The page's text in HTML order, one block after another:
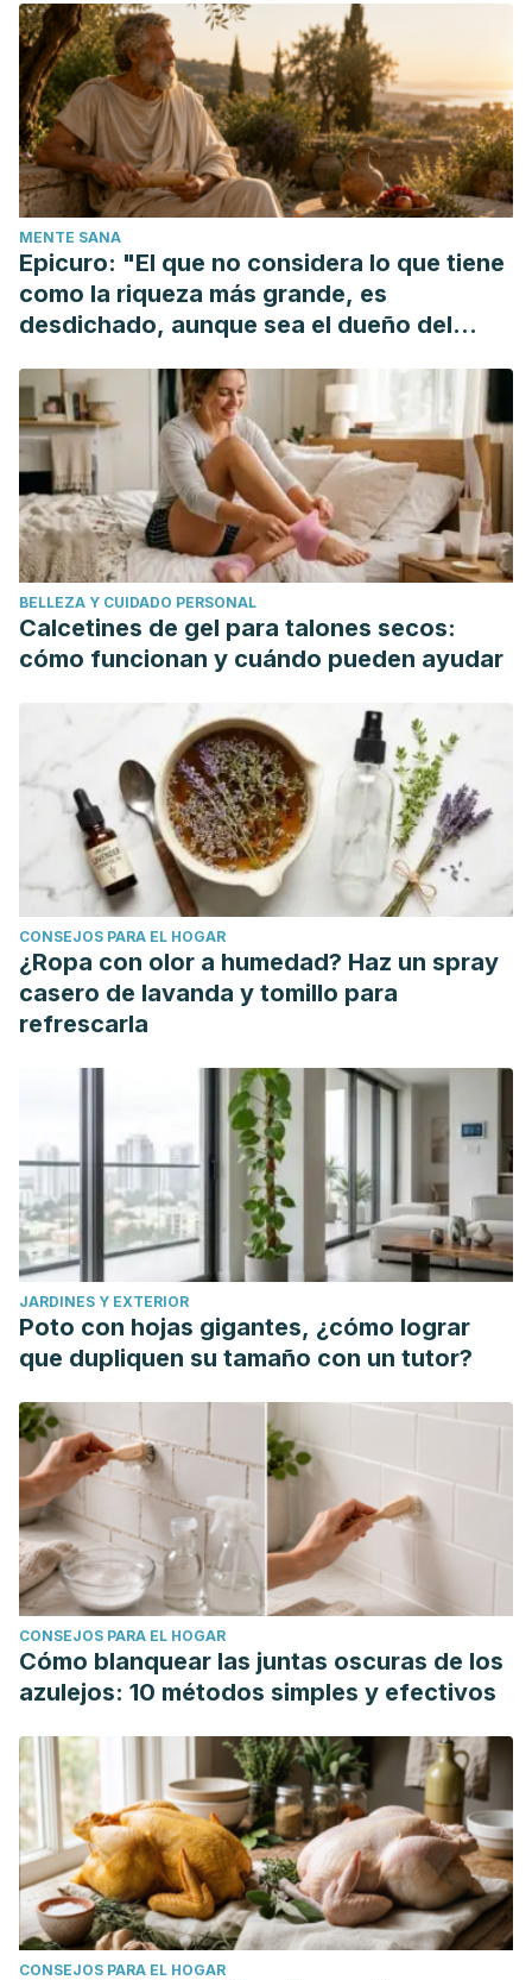
de la bardana (Arctium lappa).
Universidad Católica de
Cuenca. [En línea]. Disponible
en: http://dspace.ucacue.edu.ec/bitstream/reducacue/
Morales Cosme, A. (2016).La zarzaparrilla y el análisis de la
materia médica en el siglo XIX mexicano.eä Journal, Vol. 8
N° 1 (Jun. 2016). ISSN 1852-4680. [En línea]. Disponible
en: http://www.ea-journal.com/images/Art08.01/Morales-
Viesca-Zarzaparrilla-materia-medica-Mexico-XIX.pdf.
MENTE SANA
Epicuro: "El que no considera lo que tiene
como la riqueza más grande, es
desdichado, aunque sea el dueño del
BELLEZA Y CUIDADO PERSONAL
Calcetines de gel para talones secos:
cómo funcionan y cuándo pueden ayudar
CONSEJOS PARA EL HOGAR
¿Ropa con olor a humedad? Haz un spray
casero de lavanda y tomillo para
refrescarla
JARDINES Y EXTERIOR
Poto con hojas gigantes, ¿cómo lograr
que dupliquen su tamaño con un tutor?
CONSEJOS PARA EL HOGAR
Cómo blanquear las juntas oscuras de los
azulejos: 10 métodos simples y efectivos
CONSEJOS PARA EL HOGAR